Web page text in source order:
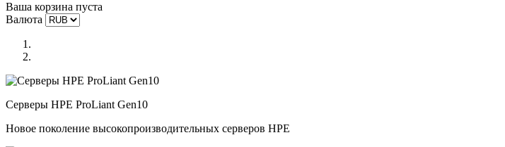
Ваша корзина пуста
Валюта
Серверы HPE ProLiant Gen10
Новое поколение высокопроизводительных серверов HPE